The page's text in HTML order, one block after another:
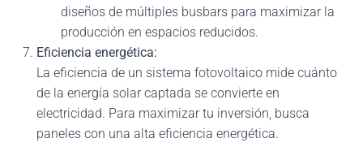
diseños de múltiples busbars para maximizar la
producción en espacios reducidos.
Eficiencia energética:
La eficiencia de un sistema fotovoltaico mide cuánto
de la energía solar captada se convierte en
electricidad. Para maximizar tu inversión, busca
paneles con una alta eficiencia energética.